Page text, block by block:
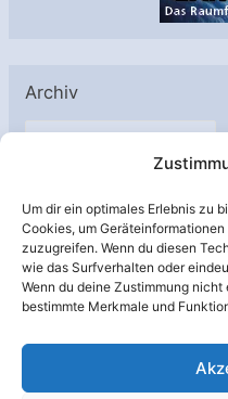
Um dir ein optimales Erlebnis zu
Cookies, um
zuzugreifen. Wenn du diesen
wie das Surfverhalten oder
Wenn du deine Zustimmung
bestimmte Merkmale und
Archiv
A
h
i
v
Unterstützt von: